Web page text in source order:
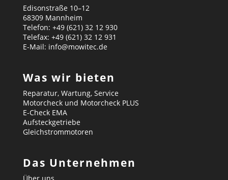
Edisonstraße 10–12
68309 Mannheim
Telefon: +49 (621) 32 12 930
Telefax: +49 (621) 32 12 931
E-Mail: info@mowitec.de
Was wir bieten
Reparatur, Wartung, Service
Motorcheck und Motorcheck PLUS
E-Check EMA
Aufsteckgetriebe
Gleichstrommotoren
Das Unternehmen